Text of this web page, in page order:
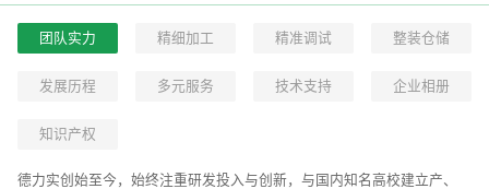
团队实力 精细加工 精准调试 整装仓储
发展历程 多元服务 技术支持 企业相册
知识产权
德力实创始至今，始终注重研发投入与创新，与国内知名高校建立产、